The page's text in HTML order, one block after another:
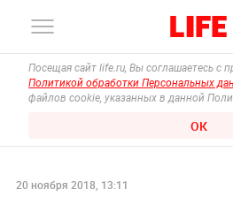
Посещая сайт life.ru, Вы соглашаетесь с
Политикой обработки Персональных
файлов cookie, указанных в данной
ОК
20 ноября 2018, 13:11